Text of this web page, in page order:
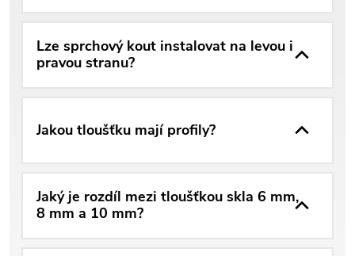
Lze sprchový kout instalovat na levou i
pravou stranu?
Jakou tloušťku mají profily?
Jaký je rozdíl mezi tloušťkou skla 6 mm,
8 mm a 10 mm?